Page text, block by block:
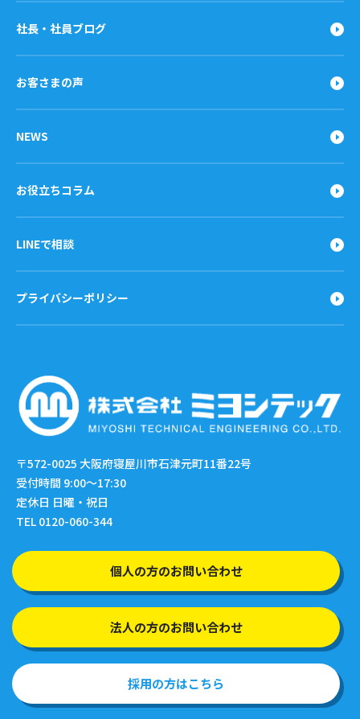
社長・社員ブログ
お客さまの声
NEWS
お役立ちコラム
LINEで相談
プライバシーポリシー
〒572-0025 大阪府寝屋川市石津元町11番22号
受付時間 9:00〜17:30
定休日 日曜・祝日
TEL 0120-060-344
個人の方のお問い合わせ
法人の方のお問い合わせ
採用の方はこちら